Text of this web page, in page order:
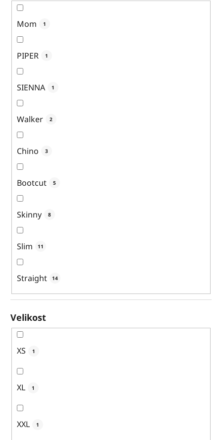
Mom 1
PIPER 1
SIENNA 1
Walker 2
Chino 3
Bootcut 5
Skinny 8
Slim 11
Straight 14
Velikost
XS 1
XL 1
XXL 1